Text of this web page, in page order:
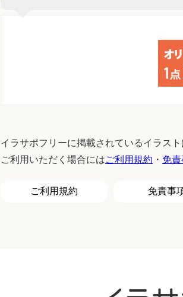
イラサポフリーに掲載されているイラス
ご利用いただく場合にはご利用規約 ・ 免
ご利用規約 免責事